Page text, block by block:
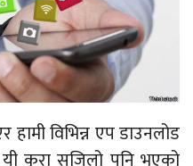
हामी विभिन्न एप डाउनलोड